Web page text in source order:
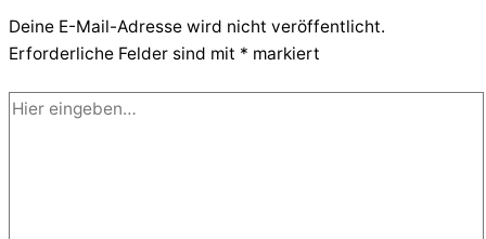
Deine E-Mail-Adresse wird nicht veröffentlicht.
Erforderliche Felder sind mit * markiert
Hier